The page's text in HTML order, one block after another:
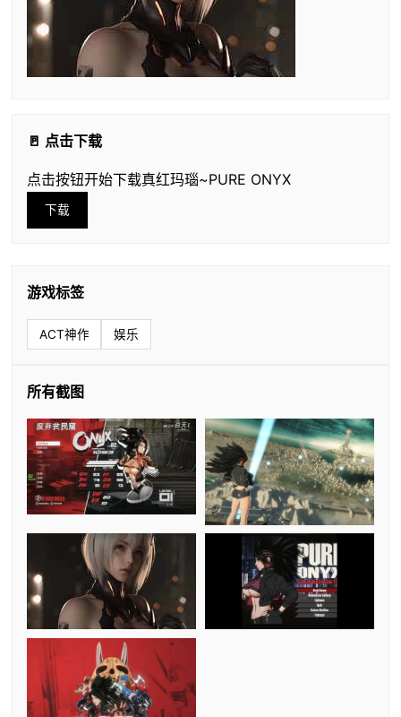
🚪 点击下载
点击按钮开始下载真红玛瑙~PURE ONYX
下载
游戏标签
ACT神作 娱乐
所有截图